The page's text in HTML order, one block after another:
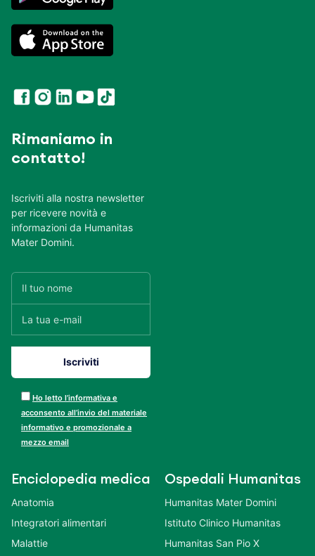
Rimaniamo in
contatto!
Iscriviti alla nostra newsletter
per ricevere novità e
informazioni da Humanitas
Mater Domini.
Ho letto l’informativa e
acconsento all’invio del materiale
informativo e promozionale a
mezzo email
Enciclopedia medica
Anatomia
Integratori alimentari
Malattie
Ospedali Humanitas
Humanitas Mater Domini
Istituto Clinico Humanitas
Humanitas San Pio X